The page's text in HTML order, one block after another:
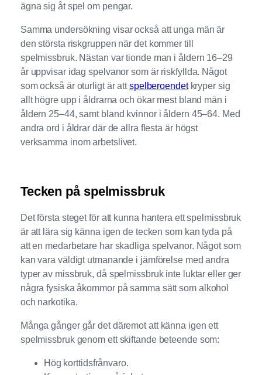
ägna sig åt spel om pengar.
Samma undersökning visar också att unga män är
den största riskgruppen när det kommer till
spelmissbruk. Nästan var tionde man i åldern 16–29
år uppvisar idag spelvanor som är riskfyllda. Något
som också är oturligt är attspelberoendetkryper sig
allt högre upp i åldrarna och ökar mest bland män i
åldern 25–44, samt bland kvinnor i åldern 45–64. Med
andra ord i åldrar där de allra flesta är högst
verksamma inom arbetslivet.
Tecken på spelmissbruk
Det första steget för att kunna hantera ett spelmissbruk
är att lära sig känna igen de tecken som kan tyda på
att en medarbetare har skadliga spelvanor. Något som
kan vara väldigt utmanande i jämförelse med andra
typer av missbruk, då spelmissbruk inte luktar eller ger
några fysiska åkommor på samma sätt som alkohol
och narkotika.
Många gånger går det däremot att känna igen ett
spelmissbruk genom ett skiftande beteende som:
Hög korttidsfrånvaro.